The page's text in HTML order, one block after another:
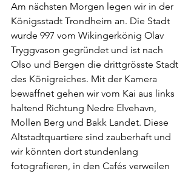
Am nächsten Morgen legen wir in der
Königsstadt Trondheim an. Die Stadt
wurde 997 vom Wikingerkönig Olav
Tryggvason gegründet und ist nach
Olso und Bergen die drittgrösste Stadt
des Königreiches. Mit der Kamera
bewaffnet gehen wir vom Kai aus links
haltend Richtung Nedre Elvehavn,
Mollen Berg und Bakk Landet. Diese
Altstadtquartiere sind zauberhaft und
wir könnten dort stundenlang
fotografieren, in den Cafés verweilen